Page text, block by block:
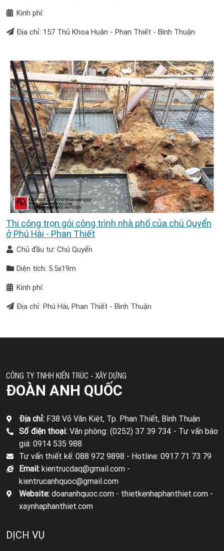
Kinh phí:
Địa chỉ: 157 Thủ Khoa Huân - Phan Thiết - Bình Thuận
Thi công trọn gói công trình nhà phố của chú Quyển
ở Phú Hài - Phan Thiết
Chủ đầu tư: Chú Quyển
Diện tích: 5.5x19m
Kinh phí:
Địa chỉ: Phú Hài, Phan Thiết - Bình Thuận
CÔNG TY TNHH KIẾN TRÚC - XÂY DỰNG
ĐOÀN ANH QUỐC
Địa chỉ: F38 Võ Văn Kiệt, Tp. Phan Thiết, Bình Thuận
Số điện thoại: Văn phòng: (0252) 37 39 734 - Tư vấn báo
giá: 0914 535 988
Tư vấn thiết kế: 088 972 9898 - Hotline: 0917 71 73 79
Email: kientrucdaq@gmail.com -
kientrucanhquoc@gmail.com
Website: doananhquoc.com - thietkenhaphanthiet.com -
xaynhaphanthiet.com
DỊCH VỤ